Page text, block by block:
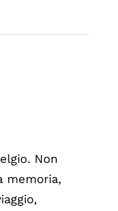
Non
memoria,